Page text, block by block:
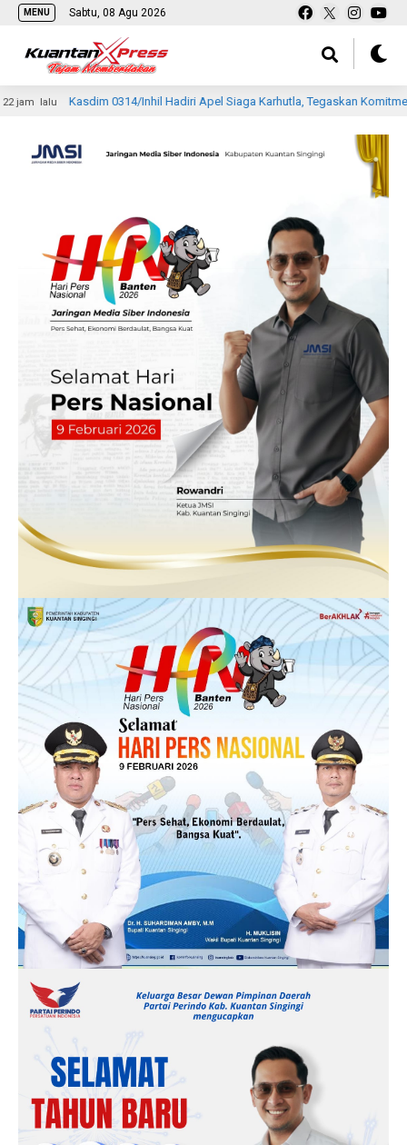
MENU Sabtu, 08 Agu 2026
0314/Inhil Hadiri Apel Siaga Karhutla, Tegaskan Komitmen TNI Perkuat